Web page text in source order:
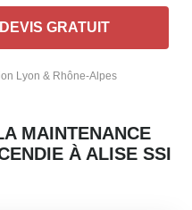
Lyon & Rhône-Alpes
MAINTENANCE
À ALISE SSI